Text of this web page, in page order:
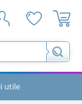
utile